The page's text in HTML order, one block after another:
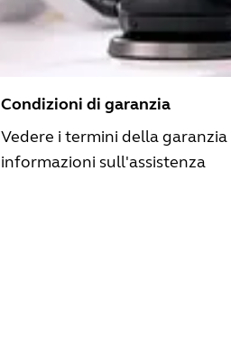
Condizioni di garanzia
Vedere i termini della garanzia
informazioni sull'assistenza